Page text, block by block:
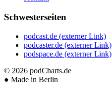
Schwesterseiten
podcast.de (externer Link)
podcaster.de (externer Link)
podspace.de (externer Link)
© 2026 podCharts.de
● Made in Berlin